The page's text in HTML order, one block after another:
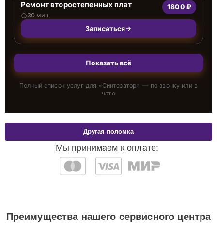
Ремонт второстепенных плат
30 мин
1800 ₽
Записаться
Показать всё
Полный список услуг для «Синтезатор» — по звонку или в
чате
Мы принимаем к оплате:
Другая поломка
Преимущества нашего сервисного центра